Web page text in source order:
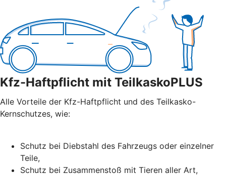
Kfz-Haftpflicht mit TeilkaskoPLUS
Alle Vorteile der Kfz-Haftpflicht und des Teilkasko-
Kernschutzes, wie:
Schutz bei Diebstahl des Fahrzeugs oder einzelner
Teile,
Schutz bei Zusammenstoß mit Tieren aller Art,